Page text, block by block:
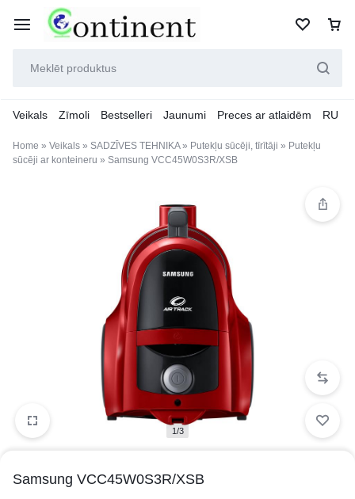
Veikals Zīmoli Bestselleri Jaunumi Preces ar atlaidēm RU
Home » Veikals » SADZĪVES TEHNIKA» Putekļu sūcēji, tīrītāji » Putekļu
sūcēji ar konteineru » Samsung VCC45W0S3R/XSB
1/3
Samsung VCC45W0S3R/XSB